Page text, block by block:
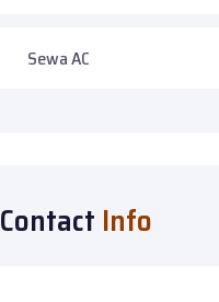
Sewa AC
Contact Info